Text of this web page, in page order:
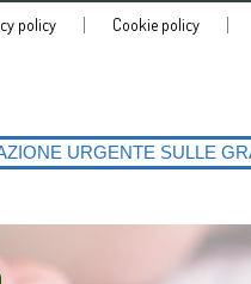
policy Cookie policy
SULLE GRAVI CRITICITÀ